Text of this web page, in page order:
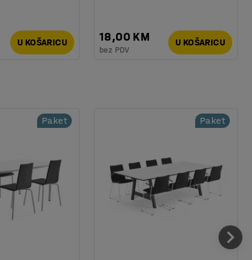
U KOŠARICU 18,00 KM
bez PDV
U KOŠARICU
Paket Paket